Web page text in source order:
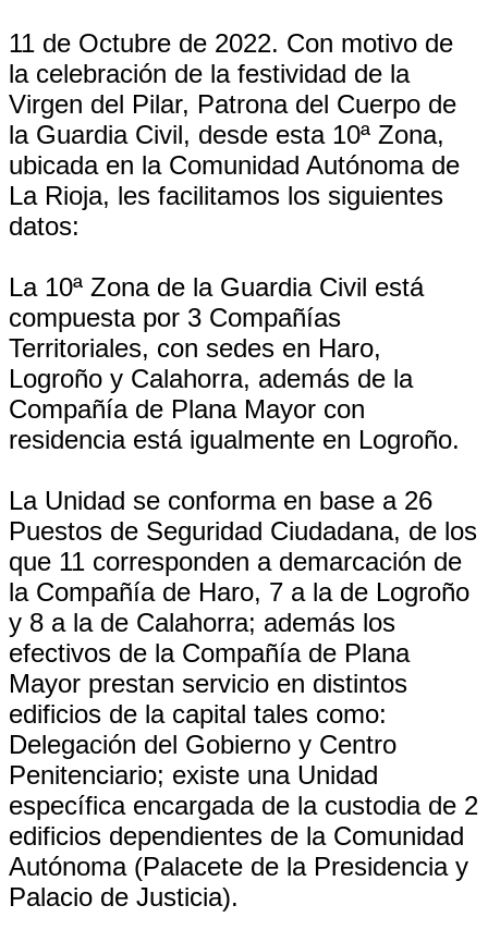
11 de Octubre de 2022. Con motivo de
la celebración de la festividad de la
Virgen del Pilar, Patrona del Cuerpo de
la Guardia Civil, desde esta 10ª Zona,
ubicada en la Comunidad Autónoma de
La Rioja, les facilitamos los siguientes
datos:
La 10ª Zona de la Guardia Civil está
compuesta por 3 Compañías
Territoriales, con sedes en Haro,
Logroño y Calahorra, además de la
Compañía de Plana Mayor con
residencia está igualmente en Logroño.
La Unidad se conforma en base a 26
Puestos de Seguridad Ciudadana, de los
que 11 corresponden a demarcación de
la Compañía de Haro, 7 a la de Logroño
y 8 a la de Calahorra; además los
efectivos de la Compañía de Plana
Mayor prestan servicio en distintos
edificios de la capital tales como:
Delegación del Gobierno y Centro
Penitenciario; existe una Unidad
específica encargada de la custodia de 2
edificios dependientes de la Comunidad
Autónoma (Palacete de la Presidencia y
Palacio de Justicia).